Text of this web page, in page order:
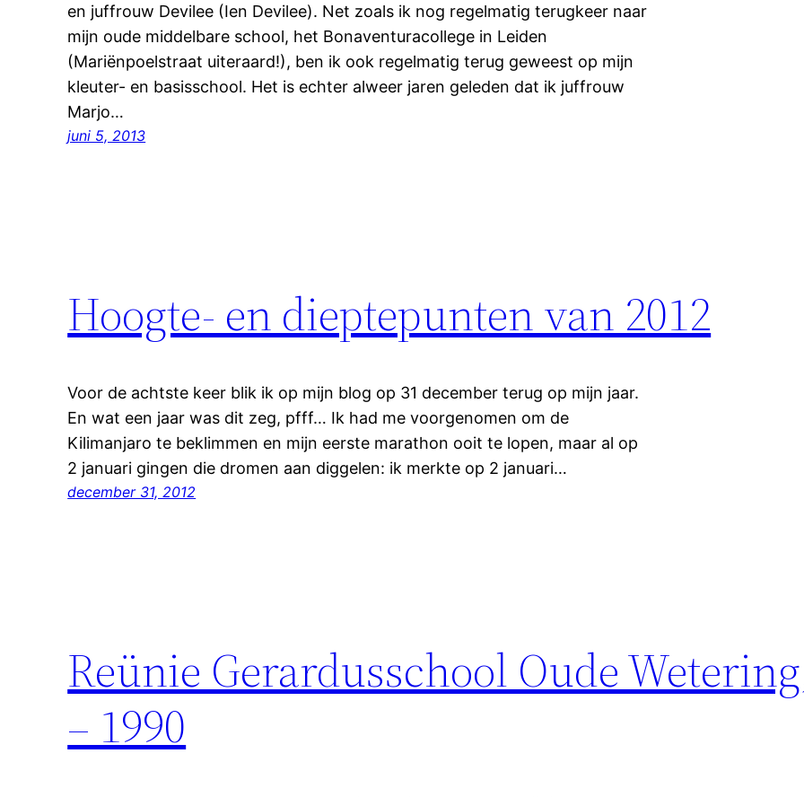
en juffrouw Devilee (Ien Devilee). Net zoals ik nog regelmatig terugkeer naar
mijn oude middelbare school, het Bonaventuracollege in Leiden
(Mariënpoelstraat uiteraard!), ben ik ook regelmatig terug geweest op mijn
kleuter- en basisschool. Het is echter alweer jaren geleden dat ik juffrouw
Marjo…
juni 5, 2013
Hoogte- en dieptepunten van 2012
Voor de achtste keer blik ik op mijn blog op 31 december terug op mijn jaar.
En wat een jaar was dit zeg, pfff… Ik had me voorgenomen om de
Kilimanjaro te beklimmen en mijn eerste marathon ooit te lopen, maar al op
2 januari gingen die dromen aan diggelen: ik merkte op 2 januari…
december 31, 2012
Reünie Gerardusschool Oude
– 1990